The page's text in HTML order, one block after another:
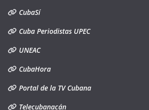
CubaSí
Cuba Periodistas UPEC
UNEAC
CubaHora
Portal de la TV Cubana
Telecubanacán